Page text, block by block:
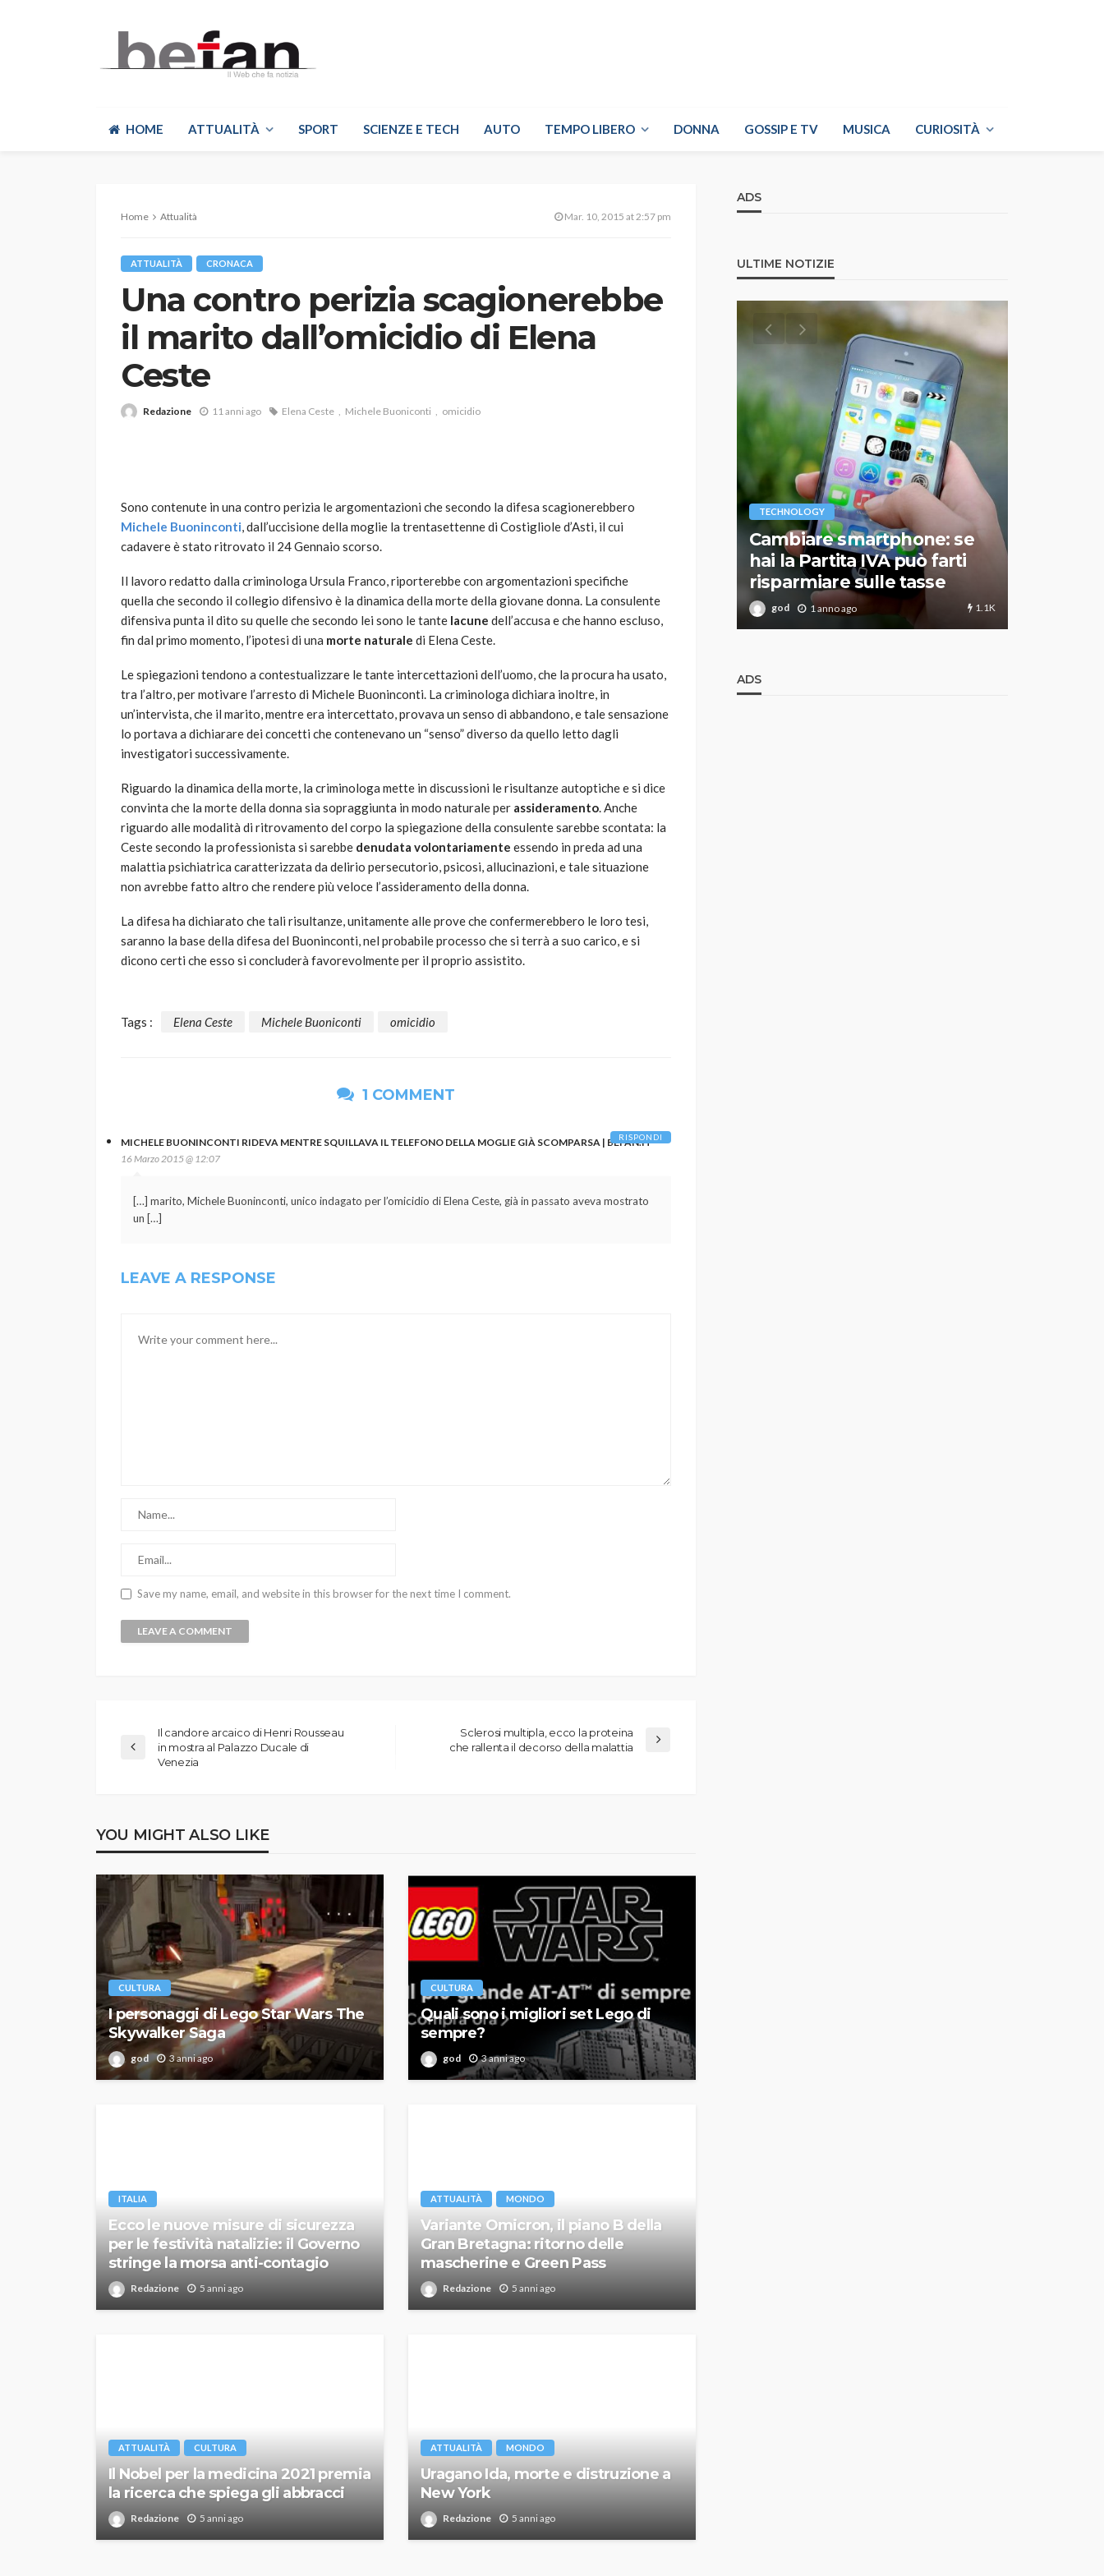
HOME ATTUALITÀ SPORT SCIENZE E TECH AUTO TEMPO LIBERO DONNA GOSSIP E TV MUSICA CURIOSITÀ
Home Attualità Mar. 10, 2015 at 2:57 pm
ATTUALITÀ CRONACA
Una contro perizia scagionerebbe
il marito dall’omicidio di Elena
Ceste
Redazione 11 anni ago Elena Ceste Michele Buoniconti omicidio
Sono contenute in una contro perizia le argomentazioni che secondo la difesa scagionerebbero
Michele Buoninconti, dall’uccisione della moglie la trentasettenne di Costigliole d’Asti, il cui
cadavere è stato ritrovato il 24 Gennaio scorso.
Il lavoro redatto dalla criminologa Ursula Franco, riporterebbe con argomentazioni specifiche
quella che secondo il collegio difensivo è la dinamica della morte della giovane donna. La consulente
difensiva punta il dito su quelle che secondo lei sono le tante lacune dell’accusa e che hanno escluso,
fin dal primo momento, l’ipotesi di una morte naturale di Elena Ceste.
Le spiegazioni tendono a contestualizzare le tante intercettazioni dell’uomo, che la procura ha usato,
tra l’altro, per motivare l’arresto di Michele Buoninconti. La criminologa dichiara inoltre, in
un’intervista, che il marito, mentre era intercettato, provava un senso di abbandono, e tale sensazione
lo portava a dichiarare dei concetti che contenevano un “senso” diverso da quello letto dagli
investigatori successivamente.
Riguardo la dinamica della morte, la criminologa mette in discussioni le risultanze autoptiche e si dice
convinta che la morte della donna sia sopraggiunta in modo naturale per assideramento. Anche
riguardo alle modalità di ritrovamento del corpo la spiegazione della consulente sarebbe scontata: la
Ceste secondo la professionista si sarebbe denudata volontariamente essendo in preda ad una
malattia psichiatrica caratterizzata da delirio persecutorio, psicosi, allucinazioni, e tale situazione
non avrebbe fatto altro che rendere più veloce l’assideramento della donna.
La difesa ha dichiarato che tali risultanze, unitamente alle prove che confermerebbero le loro tesi,
saranno la base della difesa del Buoninconti, nel probabile processo che si terrà a suo carico, e si
dicono certi che esso si concluderà favorevolmente per il proprio assistito.
Tags : Elena Ceste Michele Buoniconti omicidio
1 COMMENT
MICHELE BUONINCONTI RIDEVA MENTRE SQUILLAVA IL TELEFONO DELLA MOGLIE GIÀ SCOMPARSA | BEFAN.IT
16 Marzo 2015 @ 12:07
[…] marito, Michele Buoninconti, unico indagato per l’omicidio di Elena Ceste, già in passato aveva mostrato
un […]
RISPONDI
LEAVE A RESPONSE
Save my name, email, and website in this browser for the next time I comment.
Il candore arcaico di Henri Rousseau
in mostra al Palazzo Ducale di
Venezia
Sclerosi multipla, ecco la proteina
che rallenta il decorso della malattia
YOU MIGHT ALSO LIKE
CULTURA
I personaggi di Lego Star Wars The
Skywalker Saga
god 3 anni ago
CULTURA
Quali sono i migliori set Lego di
sempre?
god 3 anni ago
ITALIA
Ecco le nuove misure di sicurezza
per le festività natalizie: il Governo
stringe la morsa anti-contagio
Redazione 5 anni ago
ATTUALITÀ MONDO
Variante Omicron, il piano B della
Gran Bretagna: ritorno delle
mascherine e Green Pass
Redazione 5 anni ago
ATTUALITÀ CULTURA
Il Nobel per la medicina 2021 premia
la ricerca che spiega gli abbracci
Redazione 5 anni ago
ATTUALITÀ MONDO
Uragano Ida, morte e distruzione a
New York
Redazione 5 anni ago
ADS
ULTIME NOTIZIE
VARIE
scegliere per il tuo prato
god 1 anno ago 786
Davis: tennis mondiale e
passione per
abbracciano la stessa causa
god 9 mesi ago
TECHNOLOGY
Cambiare smartphone: se
hai la Partita IVA può farti
risparmiare sulle tasse
god 1 anno ago 1.1K
ADS